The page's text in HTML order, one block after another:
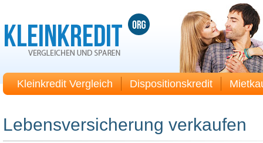
Kleinkredit Vergleich Dispositionskredit
Lebensversicherung verkaufen